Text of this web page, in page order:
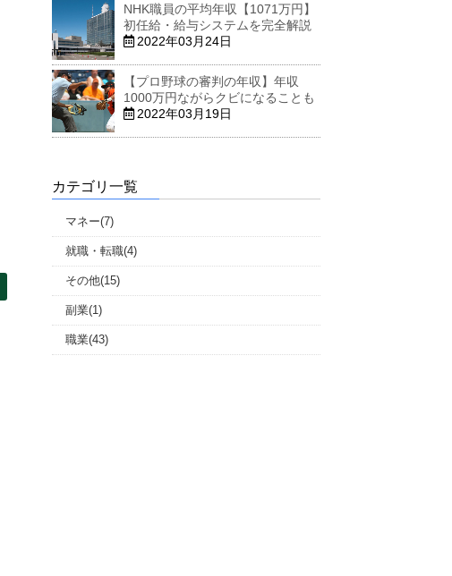
NHK職員の平均年収【1071万円】
初任給・給与システムを完全解説
2022年03月24日
【プロ野球の審判の年収】年収
1000万円ながらクビになることも
2022年03月19日
カテゴリ一覧
マネー(7)
就職・転職(4)
その他(15)
副業(1)
職業(43)